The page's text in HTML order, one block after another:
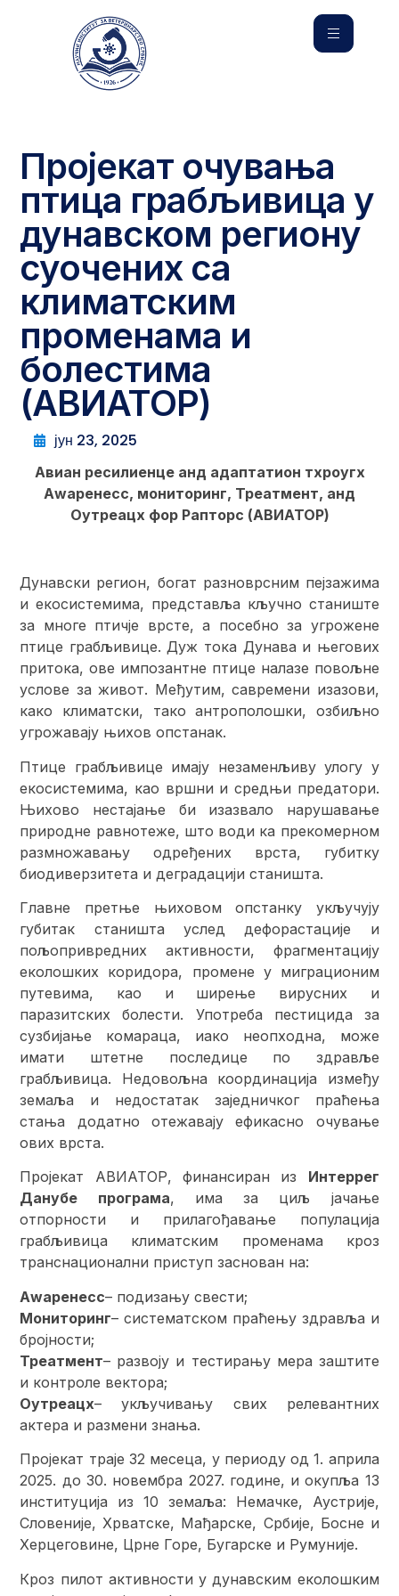
Пројекат очувања
птица грабљивица у
дунавском региону
суочених са
климатским
променама и
болестима
(АВИАТОР)
јун 23, 2025
Авиан ресилиенце анд адаптатион тхроугх
Аwаренесс, мониторинг, Треатмент, анд
Оутреацх фор Рапторс (АВИАТОР)
Дунавски регион, богат разноврсним пејзажима
и екосистемима, представља кључно станиште
за многе птичје врсте, а посебно за угрожене
птице грабљивице. Дуж тока Дунава и његових
притока, ове импозантне птице налазе повољне
услове за живот. Међутим, савремени изазови,
како климатски, тако антрополошки, озбиљно
угрожавају њихов опстанак.
Птице грабљивице имају незаменљиву улогу у
екосистемима, као вршни и средњи предатори.
Њихово нестајање би изазвало нарушавање
природне равнотеже, што води ка прекомерном
размножавању одређених врста, губитку
биодиверзитета и деградацији станишта.
Главне претње њиховом опстанку укључују
губитак станишта услед дефорастације и
пољопривредних активности, фрагментацију
еколошких коридора, промене у миграционим
путевима, као и ширење вирусних и
паразитских болести. Употреба пестицида за
сузбијање комараца, иако неопходна, може
имати штетне последице по здравље
грабљивица. Недовољна координација између
земаља и недостатак заједничког праћења
стања додатно отежавају ефикасно очување
ових врста.
Пројекат АВИАТОР, финансиран из Интеррег
Данубе програма, има за циљ јачање
отпорности и прилагођавање популација
грабљивица климатским променама кроз
транснационални приступ заснован на:
Аwаренесс– подизању свести;
Мониторинг– систематском праћењу здравља и
бројности;
Треатмент– развоју и тестирању мера заштите
и контроле вектора;
Оутреацх– укључивању свих релевантних
актера и размени знања.
Пројекат траје 32 месеца, у периоду од 1. априла
2025. до 30. новембра 2027. године, и окупља 13
институција из 10 земаља: Немачке, Аустрије,
Словеније, Хрватске, Мађарске, Србије, Босне и
Херцеговине, Црне Горе, Бугарске и Румуније.
Кроз пилот активности у дунавским еколошким